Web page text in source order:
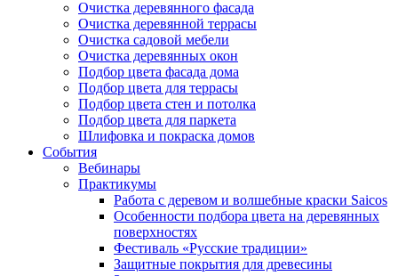
Очистка деревянного фасада
Очистка деревянной террасы
Очистка садовой мебели
Очистка деревянных окон
Подбор цвета фасада дома
Подбор цвета для террасы
Подбор цвета стен и потолка
Подбор цвета для паркета
Шлифовка и покраска домов
События
Вебинары
Практикумы
Работа с деревом и волшебные краски Saicos
Особенности подбора цвета на деревянных
поверхностях
Фестиваль «Русские традиции»
Защитные покрытия для древесины